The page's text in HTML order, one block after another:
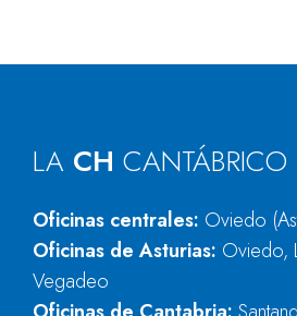
LA CH CANTÁBRICO
Oficinas centrales: Oviedo
Oficinas de Asturias: Oviedo,
Vegadeo